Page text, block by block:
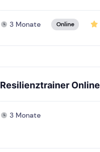
3 Monate Online
Resilienztrainer Online
3 Monate